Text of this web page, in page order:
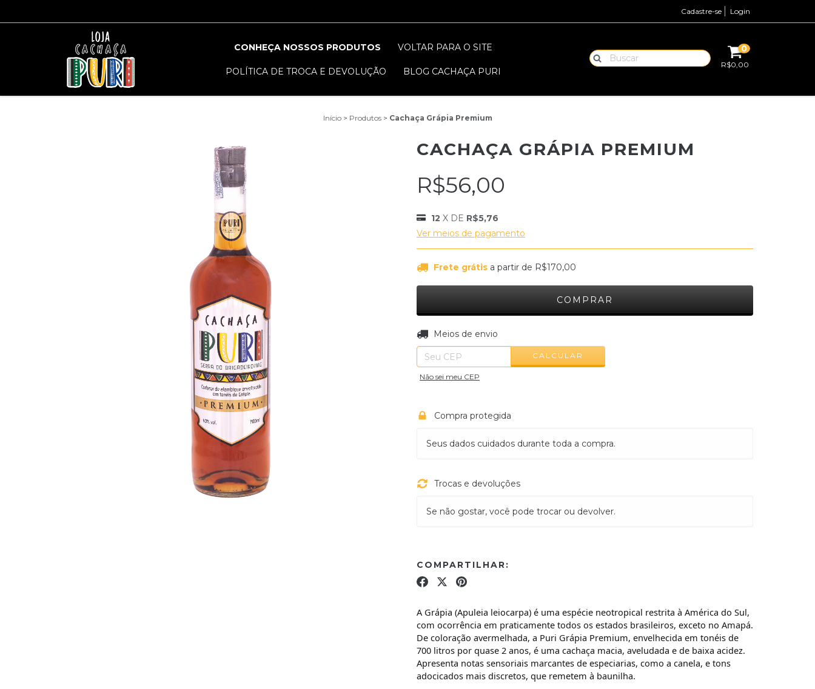
Cadastre-se Login
CONHEÇA NOSSOS PRODUTOS VOLTAR PARA O SITE
POLÍTICA DE TROCA E DEVOLUÇÃO BLOG CACHAÇA PURI
0
R$0,00
Início > Produtos > Cachaça Grápia Premium
CACHAÇA GRÁPIA PREMIUM
R$56,00
12 X DE R$5,76
Ver meios de pagamento
Frete grátis a partir de R$170,00
Entregas para o CEP:
Meios de envio
CALCULAR
Não sei meu CEP
Compra protegida
Seus dados cuidados durante toda a compra.
Trocas e devoluções
Se não gostar, você pode trocar ou devolver.
COMPARTILHAR:
A Grápia (Apuleia leiocarpa) é uma espécie neotropical restrita à América do Sul,
com ocorrência em praticamente todos os estados brasileiros, exceto no Amapá.
De coloração avermelhada, a Puri Grápia Premium, envelhecida em tonéis de
700 litros por quase 2 anos, é uma cachaça macia, aveludada e de baixa acidez.
Apresenta notas sensoriais marcantes de especiarias, como a canela, e tons
adocicados mais discretos, que remetem à baunilha.